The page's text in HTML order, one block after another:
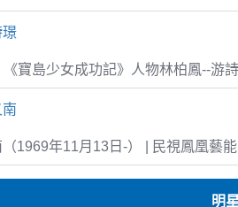
璟
《寶島少女成功記》人物林柏鳳--游
（1969年11月13日-） | 民視鳳凰藝能
明